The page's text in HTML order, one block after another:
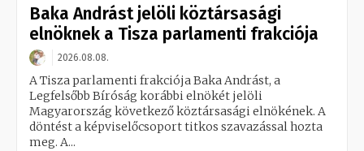
Baka Andrást jelöli köztársasági
elnöknek a Tisza parlamenti frakciója
2026.08.08.
A Tisza parlamenti frakciója Baka Andrást, a
Legfelsőbb Bíróság korábbi elnökét jelöli
Magyarország következő köztársasági elnökének. A
döntést a képviselőcsoport titkos szavazással hozta
meg. A...